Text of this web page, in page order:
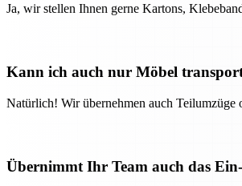
Ja, wir stellen Ihnen gerne Kartons,
Kann ich auch nur Möbel
Natürlich! Wir übernehmen auch Teilumzüge
Übernimmt Ihr Team auch das